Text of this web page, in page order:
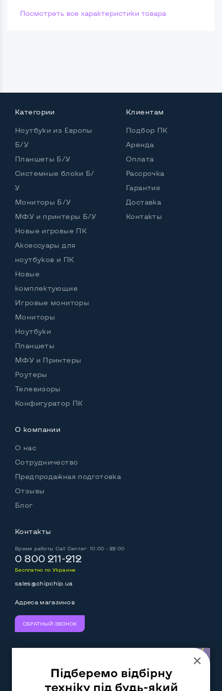
Посмотреть все характеристики товара
Категории
Ноутбуки из Европы
Б/У
Планшеты Б/У
Системные блоки Б/
У
Мониторы Б/У
МФУ и принтеры Б/У
Новые игровые ПК
Аксессуары для
ноутбуков и ПК
Новые
комплектующие
Игровые мониторы
Мониторы
Ноутбуки
Планшеты
МФУ и Принтеры
Роутеры
Телевизоры
Конфигуратор ПК
Клиентам
Подбор ПК
Аренда
Оплата
Рассрочка
Гарантия
Доставка
Контакты
О компании
О нас
Сотрудничество
Предпродажная подготовка
Отзывы
Блог
Контакты
Время работы Call Center: 10:00 - 22:00
0 800 211-212
Бесплатно по Украине
sales@chipchip.ua
Адреса магазинов
ОБРАТНЫЙ ЗВОНОК
Следите за нами: